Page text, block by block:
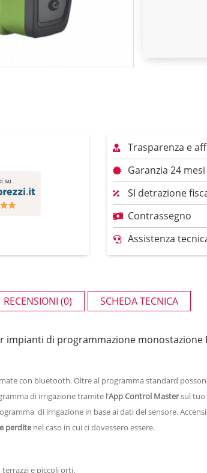
Trasparenza e
Garanzia 24
SI detrazione
Contrassegno
Assistenza
RECENSIONI (0) SCHEDA TECNICA
impianti di programmazione monostazione
con bluetooth. Oltre al programma standard
di irrigazione tramite l’App Control Mastersul tuo
di irrigazione in base ai dati del sensore.
perdite nel caso in cui ci dovessero essere.
terrazzi e piccoli orti.